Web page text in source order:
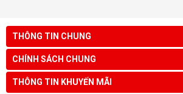
THÔNG TIN CHUNG
CHÍNH SÁCH CHUNG
THÔNG TIN KHUYẾN MÃI